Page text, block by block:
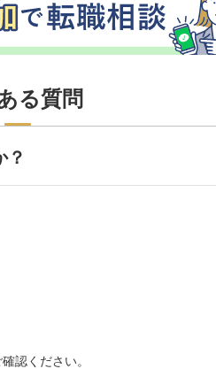
る質問
？
認ください。